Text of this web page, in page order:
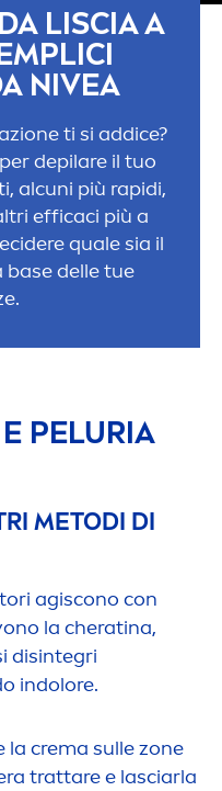
LISCIA A
NIVEA
ti si addice?
depilare il tuo
alcuni più rapidi,
efficaci più a
quale sia il
base delle tue
PELURIA
METODI DI
agiscono con
la cheratina,
disintegri
indolore.
la crema sulle zone
trattare e lasciarla